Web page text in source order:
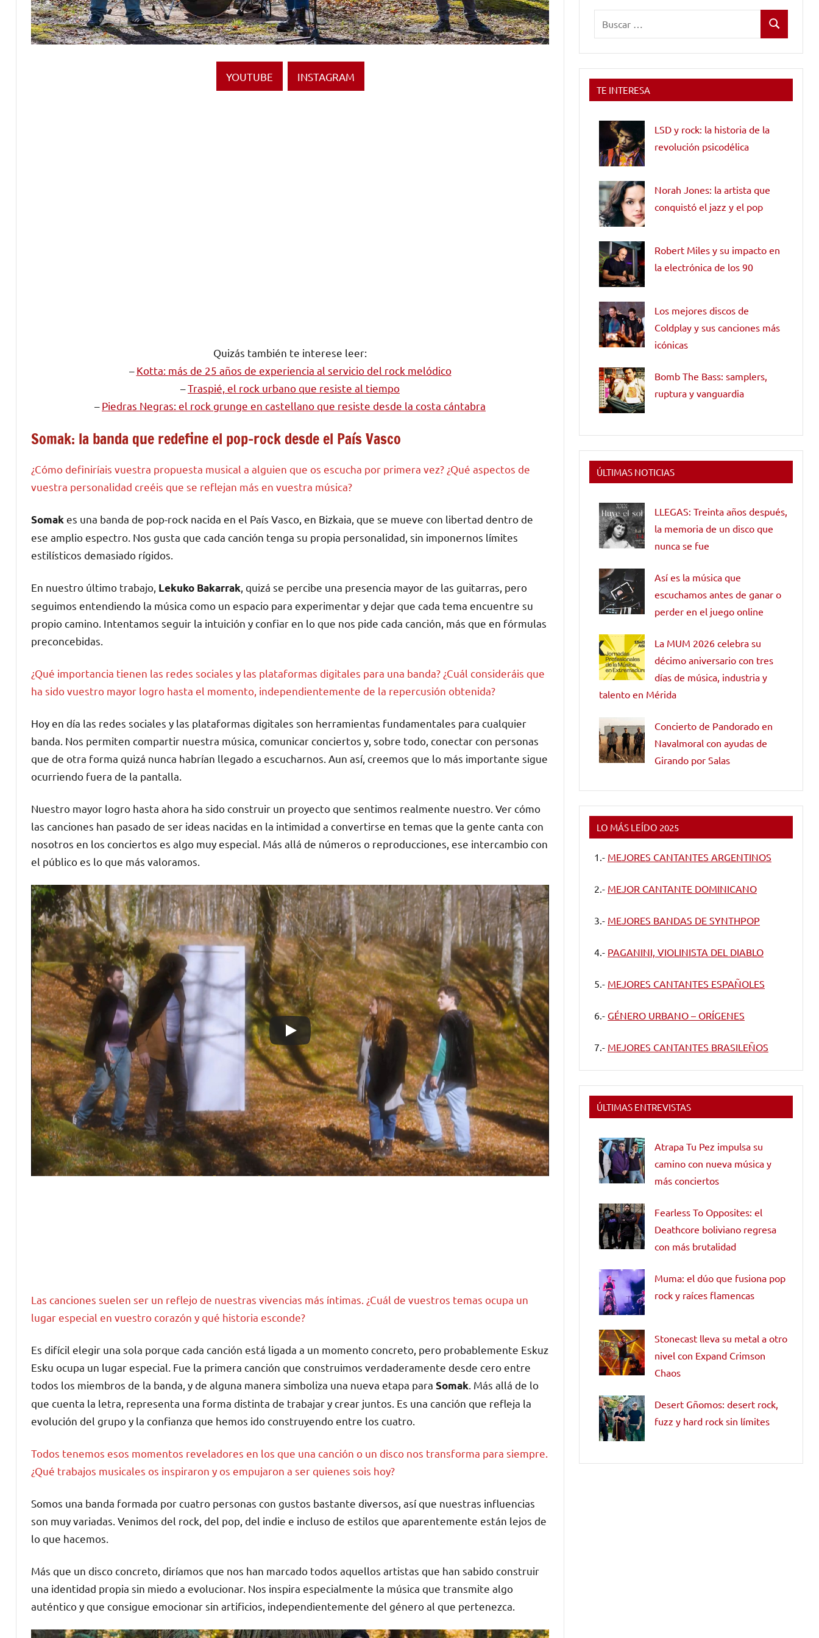
YOUTUBE INSTAGRAM
Quizás también te interese leer:
–Kotta: más de 25 años de experiencia al servicio del rock melódico
–Traspié, el rock urbano que resiste al tiempo
–Piedras Negras: el rock grunge en castellano que resiste desde la costa cántabra
Somak: la banda que redefine el pop-rock desde el País Vasco
¿Cómo definiríais vuestra propuesta musical a alguien que os escucha por primera vez? ¿Qué aspectos de
vuestra personalidad creéis que se reflejan más en vuestra música?
Somakes una banda de pop-rock nacida en el País Vasco, en Bizkaia, que se mueve con libertad dentro de
ese amplio espectro. Nos gusta que cada canción tenga su propia personalidad, sin imponernos límites
estilísticos demasiado rígidos.
En nuestro último trabajo, Lekuko Bakarrak , quizá se percibe una presencia mayor de las guitarras, pero
seguimos entendiendo la música como un espacio para experimentar y dejar que cada tema encuentre su
propio camino. Intentamos seguir la intuición y confiar en lo que nos pide cada canción, más que en fórmulas
preconcebidas.
¿Qué importancia tienen las redes sociales y las plataformas digitales para una banda? ¿Cuál consideráis que
ha sido vuestro mayor logro hasta el momento, independientemente de la repercusión obtenida?
Hoy en día las redes sociales y las plataformas digitales son herramientas fundamentales para cualquier
banda. Nos permiten compartir nuestra música, comunicar conciertos y, sobre todo, conectar con personas
que de otra forma quizá nunca habrían llegado a escucharnos. Aun así, creemos que lo más importante sigue
ocurriendo fuera de la pantalla.
Nuestro mayor logro hasta ahora ha sido construir un proyecto que sentimos realmente nuestro. Ver cómo
las canciones han pasado de ser ideas nacidas en la intimidad a convertirse en temas que la gente canta con
nosotros en los conciertos es algo muy especial. Más allá de números o reproducciones, ese intercambio con
el público es lo que más valoramos.
Las canciones suelen ser un reflejo de nuestras vivencias más íntimas. ¿Cuál de vuestros temas ocupa un
lugar especial en vuestro corazón y qué historia esconde?
Es difícil elegir una sola porque cada canción está ligada a un momento concreto, pero probablemente Eskuz
Esku ocupa un lugar especial. Fue la primera canción que construimos verdaderamente desde cero entre
todos los miembros de la banda, y de alguna manera simboliza una nueva etapa para Somak . Más allá de lo
que cuenta la letra, representa una forma distinta de trabajar y crear juntos. Es una canción que refleja la
evolución del grupo y la confianza que hemos ido construyendo entre los cuatro.
Todos tenemos esos momentos reveladores en los que una canción o un disco nos transforma para siempre.
¿Qué trabajos musicales os inspiraron y os empujaron a ser quienes sois hoy?
Somos una banda formada por cuatro personas con gustos bastante diversos, así que nuestras influencias
son muy variadas. Venimos del rock, del pop, del indie e incluso de estilos que aparentemente están lejos de
lo que hacemos.
Más que un disco concreto, diríamos que nos han marcado todos aquellos artistas que han sabido construir
una identidad propia sin miedo a evolucionar. Nos inspira especialmente la música que transmite algo
auténtico y que consigue emocionar sin artificios, independientemente del género al que pertenezca.
Buscar
TE INTERESA
LSD y rock: la historia de la
revolución psicodélica
Norah Jones: la artista que
conquistó el jazz y el pop
Robert Miles y su impacto en
la electrónica de los 90
Los mejores discos de
Coldplay y sus canciones más
icónicas
Bomb The Bass: samplers,
ruptura y vanguardia
ÚLTIMAS NOTICIAS
LLEGAS: Treinta años después,
la memoria de un disco que
nunca se fue
Así es la música que
escuchamos antes de ganar o
perder en el juego online
La MUM 2026 celebra su
décimo aniversario con tres
días de música, industria y
talento en Mérida
Concierto de Pandorado en
Navalmoral con ayudas de
Girando por Salas
LO MÁS LEÍDO 2025
1.- MEJORES CANTANTES ARGENTINOS
2.- MEJOR CANTANTE DOMINICANO
3.- MEJORES BANDAS DE SYNTHPOP
4.- PAGANINI, VIOLINISTA DEL DIABLO
5.- MEJORES CANTANTES ESPAÑOLES
6.- GÉNERO URBANO – ORÍGENES
7.- MEJORES CANTANTES BRASILEÑOS
ÚLTIMAS ENTREVISTAS
Atrapa Tu Pez impulsa su
camino con nueva música y
más conciertos
Fearless To Opposites: el
Deathcore boliviano regresa
con más brutalidad
Muma: el dúo que fusiona pop
rock y raíces flamencas
Stonecast lleva su metal a otro
nivel con Expand Crimson
Chaos
Desert Gñomos: desert rock,
fuzz y hard rock sin límites